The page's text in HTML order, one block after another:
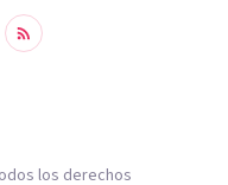
los derechos